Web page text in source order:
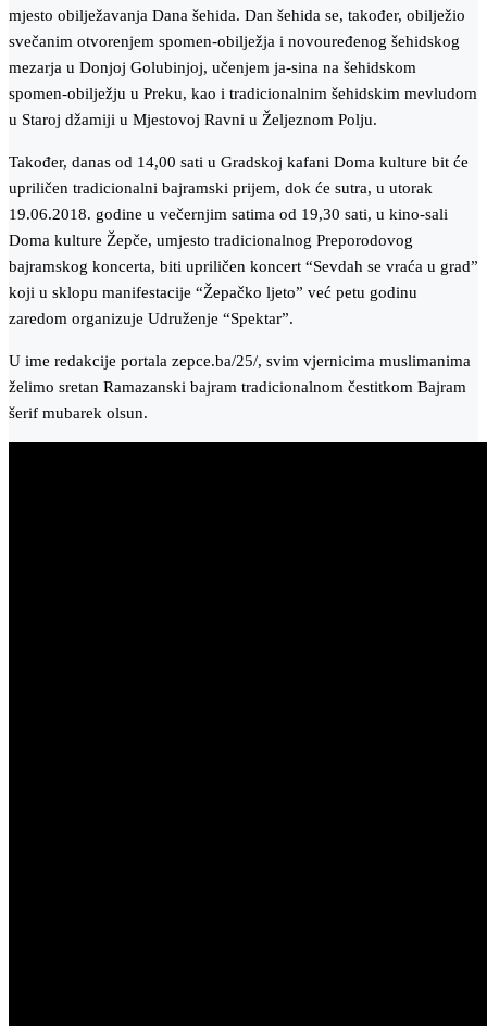
mjesto obilježavanja Dana šehida. Dan šehida se, također, obilježio
svečanim otvorenjem spomen-obilježja i novouređenog šehidskog
mezarja u Donjoj Golubinjoj, učenjem ja-sina na šehidskom
spomen-obilježju u Preku, kao i tradicionalnim šehidskim mevludom
u Staroj džamiji u Mjestovoj Ravni u Željeznom Polju.
Također, danas od 14,00 sati u Gradskoj kafani Doma kulture bit će
upriličen tradicionalni bajramski prijem, dok će sutra, u utorak
19.06.2018. godine u večernjim satima od 19,30 sati, u kino-sali
Doma kulture Žepče, umjesto tradicionalnog Preporodovog
bajramskog koncerta, biti upriličen koncert “Sevdah se vraća u grad”
koji u sklopu manifestacije “Žepačko ljeto” već petu godinu
zaredom organizuje Udruženje “Spektar”.
U ime redakcije portala zepce.ba/25/, svim vjernicima muslimanima
želimo sretan Ramazanski bajram tradicionalnom čestitkom Bajram
šerif mubarek olsun.